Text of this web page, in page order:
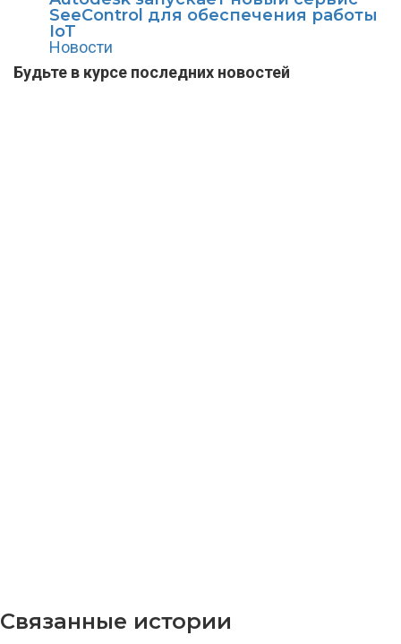
SeeControl для обеспечения работы
IoT
Новости
Будьте в курсе последних новостей
Связанные истории